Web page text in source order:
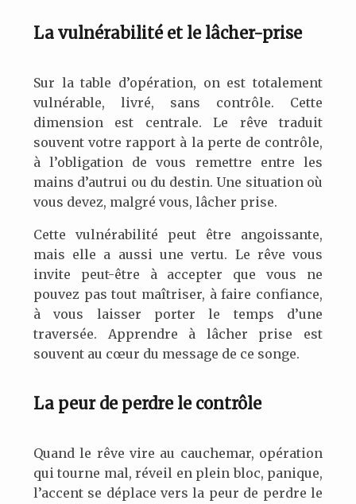
La vulnérabilité et le lâcher-prise
Sur la table d’opération, on est totalement
vulnérable, livré, sans contrôle. Cette
dimension est centrale. Le rêve traduit
souvent votre rapport à la perte de contrôle,
à l’obligation de vous remettre entre les
mains d’autrui ou du destin. Une situation où
vous devez, malgré vous, lâcher prise.
Cette vulnérabilité peut être angoissante,
mais elle a aussi une vertu. Le rêve vous
invite peut-être à accepter que vous ne
pouvez pas tout maîtriser, à faire confiance,
à vous laisser porter le temps d’une
traversée. Apprendre à lâcher prise est
souvent au cœur du message de ce songe.
La peur de perdre le contrôle
Quand le rêve vire au cauchemar, opération
qui tourne mal, réveil en plein bloc, panique,
l’accent se déplace vers la peur de perdre le